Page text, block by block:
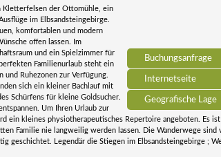
Buchungsanfrage
Internetseite
Geografische Lage
Kletterfelsen der Ottomühle, ein
im Elbsandsteingebirge.
komfortablen und modern
offen lassen. Im
und ein Spielzimmer für
Familienurlaub steht ein
Ruhezonen zur Verfügung.
sich ein kleiner Bachlauf mit
Schürfens für kleine Goldsucher.
Um Ihren Urlaub zur
ein kleines physiotherapeutisches Repertoire angeboten. Es
Familie nie langweilig werden lassen. Die Wanderwege sind
geschichtet. Legendär die Stiegen im Elbsandsteingebirge ;